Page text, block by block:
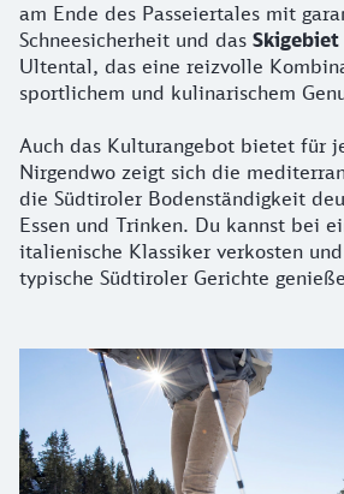
am Ende des Passeiertales mit
Schneesicherheit und das Skigebiet
Ultental, das eine reizvolle
sportlichem und kulinarischem
Auch das Kulturangebot bietet für
Nirgendwo zeigt sich die
die Südtiroler Bodenständigkeit
Essen und Trinken. Du kannst bei
italienische Klassiker verkosten
typische Südtiroler Gerichte